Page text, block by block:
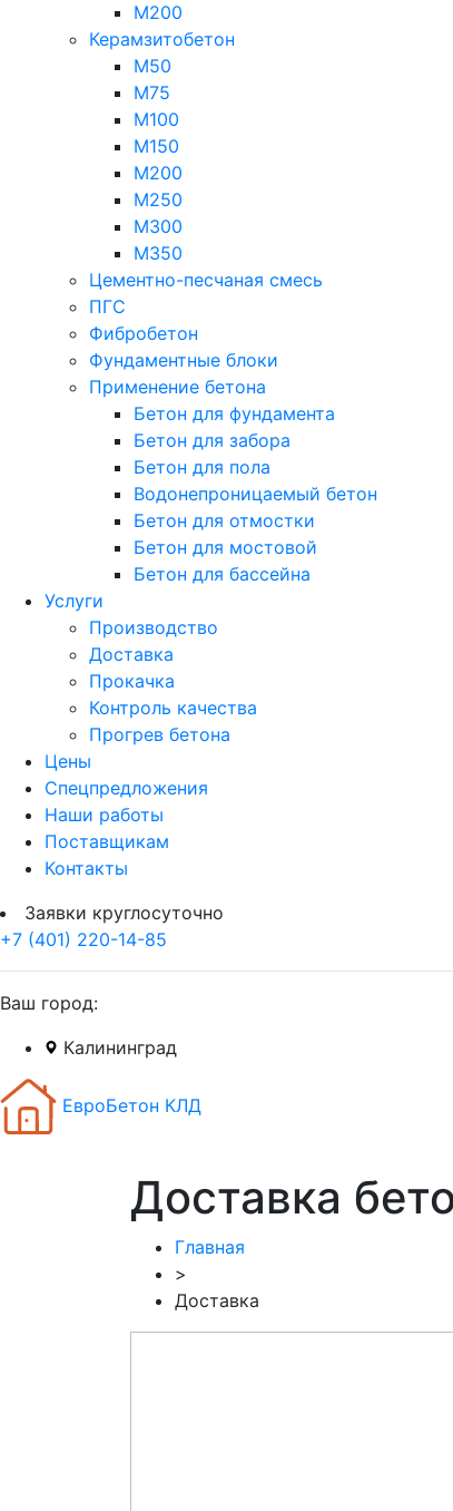
М200
Керамзитобетон
М50
М75
М100
М150
М200
М250
М300
М350
Цементно-песчаная смесь
ПГС
Фибробетон
Фундаментные блоки
Применение бетона
Бетон для фундамента
Бетон для забора
Бетон для пола
Водонепроницаемый бетон
Бетон для отмостки
Бетон для мостовой
Бетон для бассейна
Услуги
Производство
Доставка
Прокачка
Контроль качества
Прогрев бетона
Цены
Спецпредложения
Наши работы
Поставщикам
Контакты
Заявки круглосуточно
+7 (401) 220-14-85
Ваш город:
Калининград
ЕвроБетон КЛД
Доставка
Главная
>
Доставка